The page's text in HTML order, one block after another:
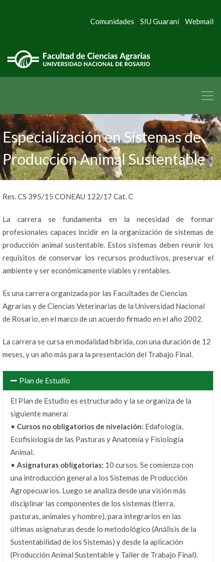
Comunidades SIU Guaraní Webmail
Especialización en Sistemas de
Producción Animal Sustentable
Res. CS 395/15 CONEAU 122/17 Cat. C
La carrera se fundamenta en la necesidad de formar
profesionales capaces incidir en la organización de sistemas de
producción animal sustentable. Estos sistemas deben reunir los
requisitos de conservar los recursos productivos, preservar el
ambiente y ser económicamente viables y rentables.
Es una carrera organizada por las Facultades de Ciencias
Agrarias y de Ciencias Veterinarias de la Universidad Nacional
de Rosario, en el marco de un acuerdo firmado en el año 2002.
La carrera se cursa en modalidad híbrida, con una duración de 12
meses, y un año más para la presentación del Trabajo Final.
Plan de Estudio
El Plan de Estudio es estructurado y la se organiza de la
siguiente manera:
• Cursos no obligatorios de nivelación: Edafología,
Ecofisiología de las Pasturas y Anatomía y Fisiología
Animal.
• Asignaturas obligatorias: 10 cursos. Se comienza con
una introducción general a los Sistemas de Producción
Agropecuarios. Luego se analiza desde una visión más
disciplinar las componentes de los sistemas (tierra,
pasturas, animales y hombre), para integrarlos en las
últimas asignaturas desde lo metodológico (Análisis de la
Sustentabilidad de los Sistemas) y desde la aplicación
(Producción Animal Sustentable y Taller de Trabajo Final).